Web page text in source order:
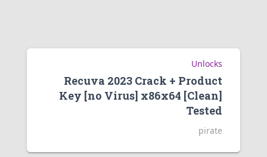
Unlocks
Recuva 2023 Crack + Product
Key [no Virus] x86x64 [Clean]
Tested